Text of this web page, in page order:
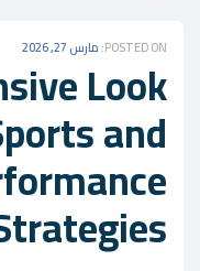
POSTED ON: مارس 27, 2026
Look
and